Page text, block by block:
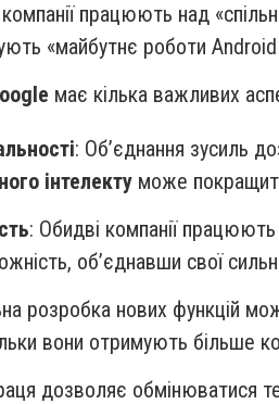
працюють над
«майбутнє роботи Android
має кілька важливих
: Об’єднання зусиль
інтелекту може
: Обидві компанії
об’єднавши свої
розробка нових функцій
вони отримують більше
дозволяє обмінюватися